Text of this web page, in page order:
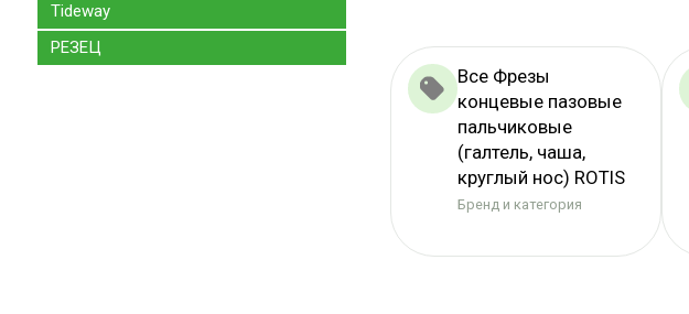
Tideway
РЕЗЕЦ
Все Фрезы
концевые пазовые
пальчиковые
(галтель, чаша,
круглый нос) ROTIS
Бренд и категория